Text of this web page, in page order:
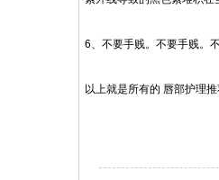
6、不要手贱。不要手贱。不
以上就是所有的 唇部护理